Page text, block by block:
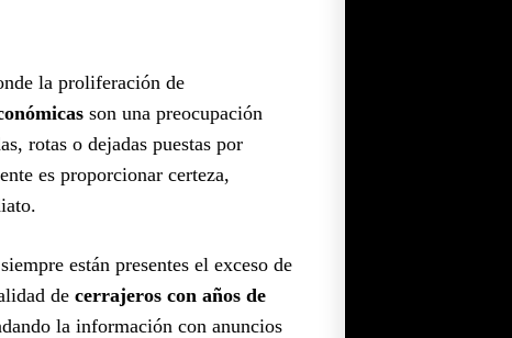
la proliferación de
son una preocupación
rotas o dejadas puestas por
es proporcionar certeza,
están presentes el exceso de
de cerrajeros con años de
la información con anuncios